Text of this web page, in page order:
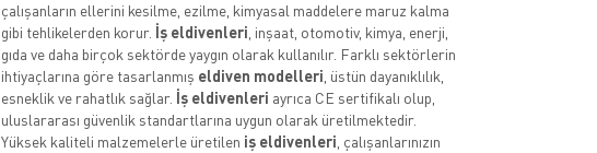
çalışanların ellerini kesilme, ezilme, kimyasal maddelere maruz kalma
gibi tehlikelerden korur. İş eldivenleri , inşaat, otomotiv, kimya, enerji,
gıda ve daha birçok sektörde yaygın olarak kullanılır. Farklı sektörlerin
ihtiyaçlarına göre tasarlanmış eldiven modelleri , üstün dayanıklılık,
esneklik ve rahatlık sağlar. İş eldivenleri ayrıca CE sertifikalı olup,
uluslararası güvenlik standartlarına uygun olarak üretilmektedir.
Yüksek kaliteli malzemelerle üretilen iş eldivenleri , çalışanlarınızın